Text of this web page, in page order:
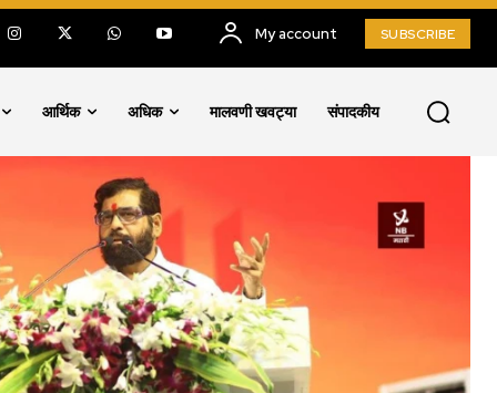
My account SUBSCRIBE
आर्थिक अधिक मालवणी खवट्या संपादकीय